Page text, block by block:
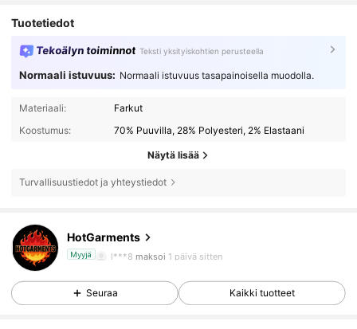
Tuotetiedot
Tekoälyn toiminnot Teksti yksityiskohtien perusteella
Normaali istuvuus: Normaali istuvuus tasapainoisella muodolla.
Materiaali:
Farkut
Koostumus:
70% Puuvilla, 28% Polyesteri, 2% Elastaani
Näytä lisää
Turvallisuustiedot ja yhteystiedot
HotGarments
Myyjä
4.70 2.5K Seuraajat
4.70
2.5K Seuraajat
l***8 maksoi 1 päivä sitten
4.70 2.5K Seuraajat
Seuraa Kaikki tuotteet